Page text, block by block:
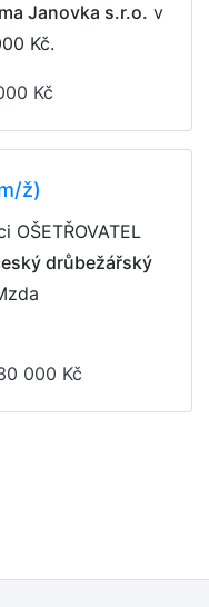
Janovka s.r.o. v
Kč.
Kč
ž)
drůbežářský
000 Kč